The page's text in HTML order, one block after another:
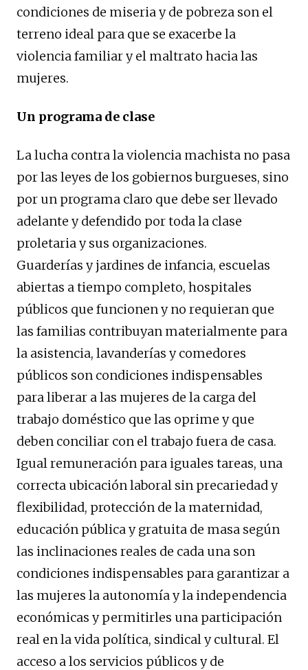
condiciones de miseria y de pobreza son el
terreno ideal para que se exacerbe la
violencia familiar y el maltrato hacia las
mujeres.
Un programa de clase
La lucha contra la violencia machista no pasa
por las leyes de los gobiernos burgueses, sino
por un programa claro que debe ser llevado
adelante y defendido por toda la clase
proletaria y sus organizaciones.
Guarderías y jardines de infancia, escuelas
abiertas a tiempo completo, hospitales
públicos que funcionen y no requieran que
las familias contribuyan materialmente para
la asistencia, lavanderías y comedores
públicos son condiciones indispensables
para liberar a las mujeres de la carga del
trabajo doméstico que las oprime y que
deben conciliar con el trabajo fuera de casa.
Igual remuneración para iguales tareas, una
correcta ubicación laboral sin precariedad y
flexibilidad, protección de la maternidad,
educación pública y gratuita de masa según
las inclinaciones reales de cada una son
condiciones indispensables para garantizar a
las mujeres la autonomía y la independencia
económicas y permitirles una participación
real en la vida política, sindical y cultural. El
acceso a los servicios públicos y de